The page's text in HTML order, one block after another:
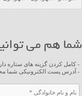
شما هم می
- کامل کردن گزینه های ستاره
- آدرس پست الکترونیکی شما